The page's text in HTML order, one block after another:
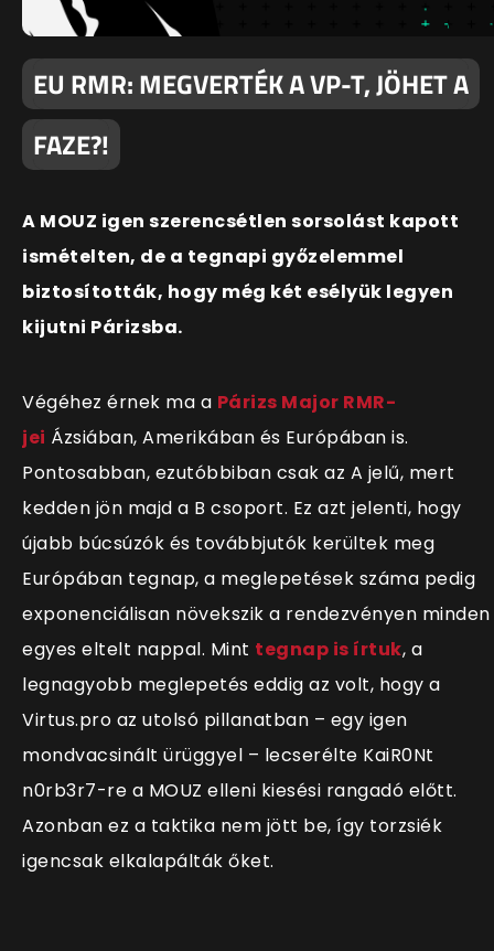
EU RMR: MEGVERTÉK A VP-T, JÖHET A
FAZE?!
A MOUZ igen szerencsétlen sorsolást kapott
ismételten, de a tegnapi győzelemmel
biztosították, hogy még két esélyük legyen
kijutni Párizsba.
Végéhez érnek ma a Párizs Major RMR-
jei Ázsiában, Amerikában és Európában is.
Pontosabban, ezutóbbiban csak az A jelű, mert
kedden jön majd a B csoport. Ez azt jelenti, hogy
újabb búcsúzók és továbbjutók kerültek meg
Európában tegnap, a meglepetések száma pedig
exponenciálisan növekszik a rendezvényen minden
egyes eltelt nappal. Mint tegnap is írtuk, a
legnagyobb meglepetés eddig az volt, hogy a
Virtus.pro az utolsó pillanatban – egy igen
mondvacsinált ürüggyel – lecserélte KaiR0Nt
n0rb3r7-re a MOUZ elleni kiesési rangadó előtt.
Azonban ez a taktika nem jött be, így torzsiék
igencsak elkalapálták őket.